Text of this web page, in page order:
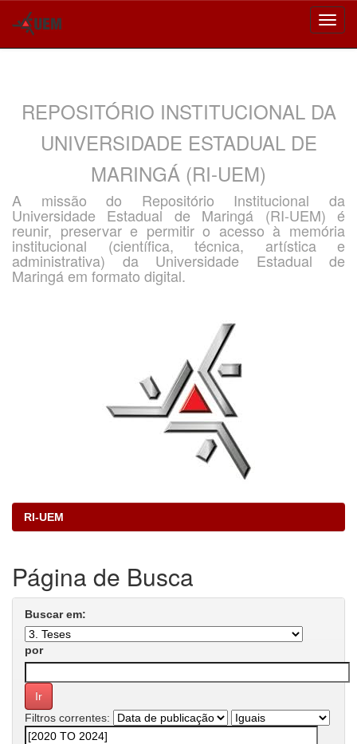
REPOSITÓRIO INSTITUCIONAL DA
UNIVERSIDADE ESTADUAL DE
MARINGÁ (RI-UEM)
A missão do Repositório Institucional da
Universidade Estadual de Maringá (RI-UEM) é
reunir, preservar e permitir o acesso à memória
institucional (científica, técnica, artística e
administrativa) da Universidade Estadual de
Maringá em formato digital.
RI-UEM
Página de Busca
Buscar em:
por
Filtros correntes: